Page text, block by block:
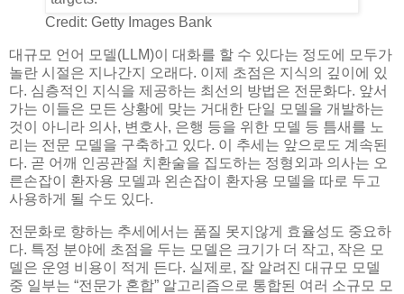
Credit: Getty Images Bank
대규모 언어 모델(LLM)이 대화를 할 수 있다는 정도에 모두가
놀란 시절은 지나간지 오래다. 이제 초점은 지식의 깊이에 있
다. 심층적인 지식을 제공하는 최선의 방법은 전문화다. 앞서
가는 이들은 모든 상황에 맞는 거대한 단일 모델을 개발하는
것이 아니라 의사, 변호사, 은행 등을 위한 모델 등 틈새를 노
리는 전문 모델을 구축하고 있다. 이 추세는 앞으로도 계속된
다. 곧 어깨 인공관절 치환술을 집도하는 정형외과 의사는 오
른손잡이 환자용 모델과 왼손잡이 환자용 모델을 따로 두고
사용하게 될 수도 있다.
전문화로 향하는 추세에서는 품질 못지않게 효율성도 중요하
다. 특정 분야에 초점을 두는 모델은 크기가 더 작고, 작은 모
델은 운영 비용이 적게 든다. 실제로, 잘 알려진 대규모 모델
중 일부는 “전문가 혼합” 알고리즘으로 통합된 여러 소규모 모